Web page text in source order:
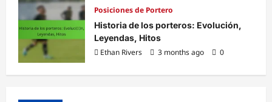
Posiciones de Portero
Historia de los porteros: Evolución,
Leyendas, Hitos
Ethan Rivers
3 months ago 0